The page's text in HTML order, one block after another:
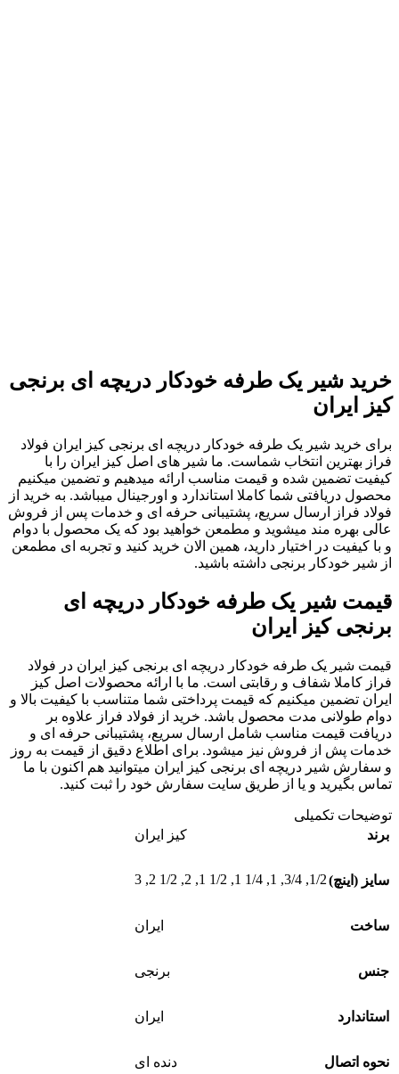
خرید شیر یک طرفه خودکار دریچه ای برنجی
کیز ایران
برای خرید شیر یک طرفه خودکار دریچه ای برنجی کیز ایران فولاد
فراز بهترین انتخاب شماست. ما شیر های اصل کیز ایران را با
کیفیت تضمین شده و قیمت مناسب ارائه میدهیم و تضمین میکنیم
محصول دریافتی شما کاملا استاندارد و اورجینال میباشد. به خرید از
فولاد فراز ارسال سریع، پشتیبانی حرفه ای و خدمات پس از فروش
عالی بهره مند میشوید و مطمعن خواهید بود که یک محصول با دوام
و با کیفیت در اختیار دارید، همین الان خرید کنید و تجربه ای مطمعن
از شیر خودکار برنجی داشته باشید.
قیمت شیر یک طرفه خودکار دریچه ای
برنجی کیز ایران
قیمت شیر یک طرفه خودکار دریچه ای برنجی کیز ایران در فولاد
فراز کاملا شفاف و رقابتی است. ما با ارائه محصولات اصل کیز
ایران تضمین میکنیم که قیمت پرداختی شما متناسب با کیفیت بالا و
دوام طولانی مدت محصول باشد. خرید از فولاد فراز علاوه بر
دریافت قیمت مناسب شامل ارسال سریع، پشتیبانی حرفه ای و
خدمات پش از فروش نیز میشود. برای اطلاع دقیق از قیمت به روز
و سفارش شیر دریچه ای برنجی کیز ایران میتوانید هم اکنون با ما
تماس بگیرید و یا از طریق سایت سفارش خود را ثبت کنید.
توضیحات تکمیلی
برند
کیز ایران
سایز (اینچ)1/2
,
3/4
,
1
,
1/4 1
,
1/2 1
,
2
,
1/2 2
,
3
ساخت ایران
جنس برنجی
استاندارد ایران
نحوه اتصال دنده ای